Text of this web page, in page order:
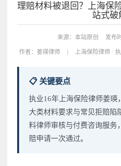
理赔材料被退回？上海保
站式破
来源：本站原创 发布
作者： 姜瑛律师 | 上海保险律师 ·
📋 关键要点
执业16年上海保险律师姜瑛
大类材料要求与常见拒赔陷
料律师审核与付费咨询服务
赔申请一次通过。